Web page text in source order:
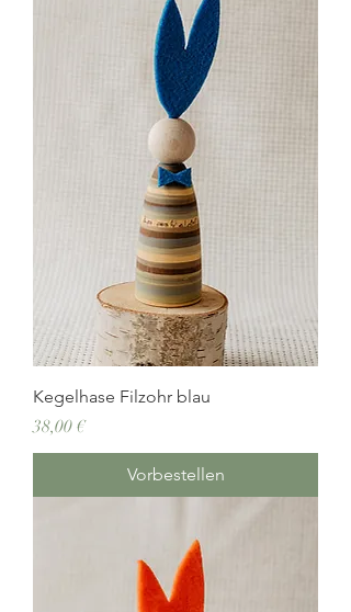
Kegelhase Filzohr blau
Preis
38,00 €
Vorbestellen